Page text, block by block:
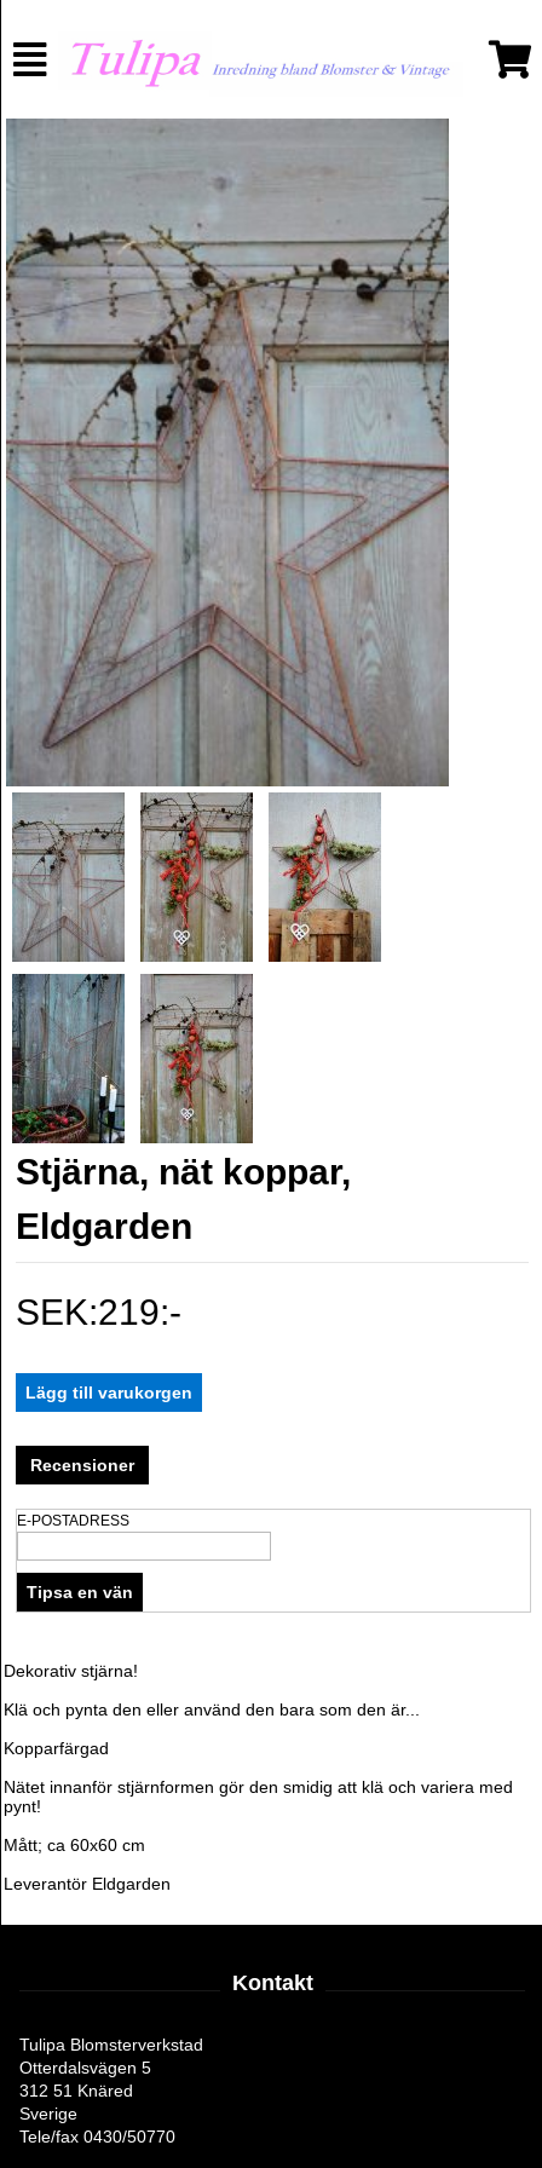
Stjärna, nät koppar,
Eldgarden
SEK:219:-
Recensioner
E-POSTADRESS
Dekorativ stjärna!
Klä och pynta den eller använd den bara som den är...
Kopparfärgad
Nätet innanför stjärnformen gör den smidig att klä och variera med
pynt!
Mått; ca 60x60 cm
Leverantör Eldgarden
Kontakt
Tulipa Blomsterverkstad
Otterdalsvägen 5
312 51 Knäred
Sverige
Tele/fax 0430/50770